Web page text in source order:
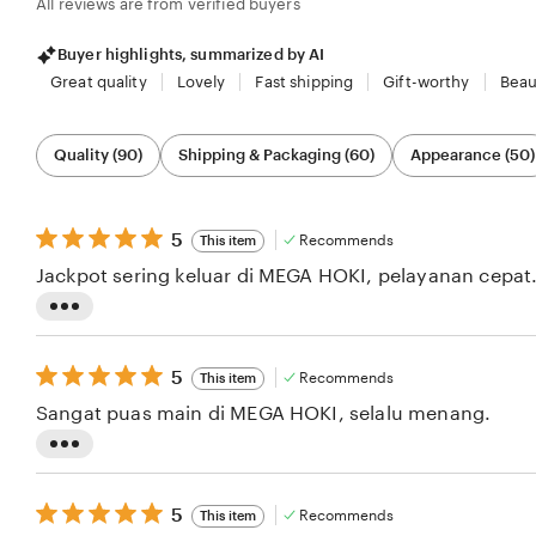
All reviews are from verified buyers
Buyer highlights, summarized by AI
Great quality
Lovely Fast shipping Gift-worthy
Filter
by
category
Quality (90) Shipping & Packaging (60) Appearance (50)
5
of
5 This item Recommends
s
t
i
g
Jackpot sering keluar di MEGA HOKI, pelayanan cepat.
5
of
5 This item Recommends
s
Sangat puas main di MEGA HOKI, selalu menang.
5
5 This item Recommends